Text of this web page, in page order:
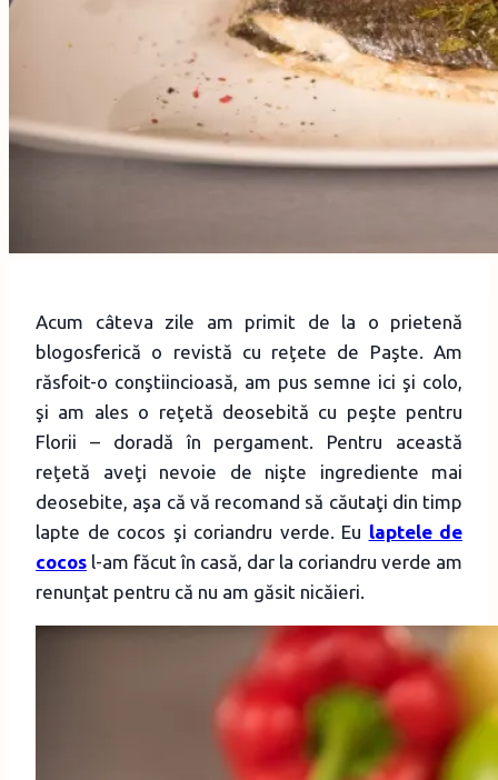
Acum câteva zile am primit de la o prietenă
blogosferică o revistă cu reţete de Paşte. Am
răsfoit-o conştiincioasă, am pus semne ici şi colo,
şi am ales o reţetă deosebită cu peşte pentru
Florii – doradă în pergament. Pentru această
reţetă aveţi nevoie de nişte ingrediente mai
deosebite, aşa că vă recomand să căutaţi din timp
lapte de cocos şi coriandru verde. Eu laptele de
cocos l-am făcut în casă, dar la coriandru verde am
renunţat pentru că nu am găsit nicăieri.